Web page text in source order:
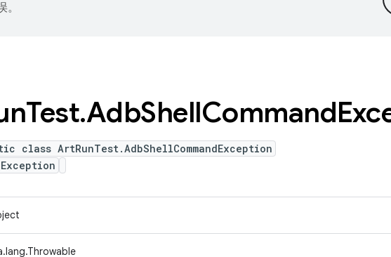
Test.AdbShellCommand
class ArtRunTest.AdbShellCommandException